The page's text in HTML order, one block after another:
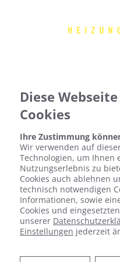
Diese
Cookies
Ihre Zustimmung
Wir verwenden auf
Technologien, um Ihnen
Nutzungserlebnis zu
Cookies auch ablehnen
technisch notwendigen
Informationen, sowie
Cookies und
unserer
Einstellungen jederzeit